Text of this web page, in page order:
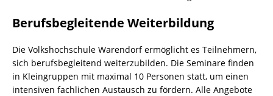
Berufsbegleitende Weiterbildung
Die Volkshochschule Warendorf ermöglicht es Teilnehmern,
sich berufsbegleitend weiterzubilden. Die Seminare finden
in Kleingruppen mit maximal 10 Personen statt, um einen
intensiven fachlichen Austausch zu fördern. Alle Angebote